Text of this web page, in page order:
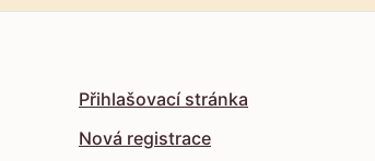
Přihlašovací stránka
Nová registrace